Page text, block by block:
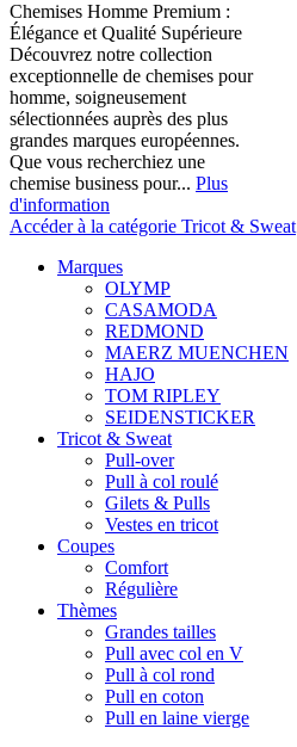
Chemises Homme Premium :
Élégance et Qualité Supérieure
Découvrez notre collection
exceptionnelle de chemises pour
homme, soigneusement
sélectionnées auprès des plus
grandes marques européennes.
Que vous recherchiez une
chemise business pour... Plus
d'information
Accéder à la catégorie Tricot & Sweat
Marques
OLYMP
CASAMODA
REDMOND
MAERZ MUENCHEN
HAJO
TOM RIPLEY
SEIDENSTICKER
Tricot & Sweat
Pull-over
Pull à col roulé
Gilets & Pulls
Vestes en tricot
Coupes
Comfort
Régulière
Thèmes
Grandes tailles
Pull avec col en V
Pull à col rond
Pull en coton
Pull en laine vierge